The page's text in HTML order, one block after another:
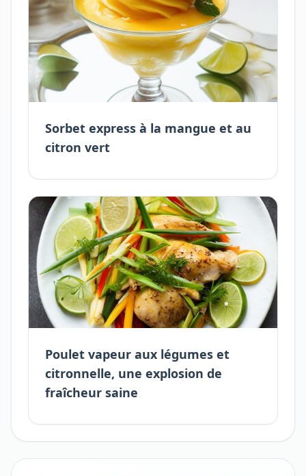
Sorbet express à la mangue et au
citron vert
Poulet vapeur aux légumes et
citronnelle, une explosion de
fraîcheur saine